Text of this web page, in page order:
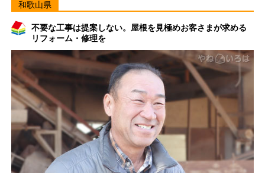
和歌山県
不要な工事は提案しない。屋根を見極めお客さまが求める
リフォーム・修理を